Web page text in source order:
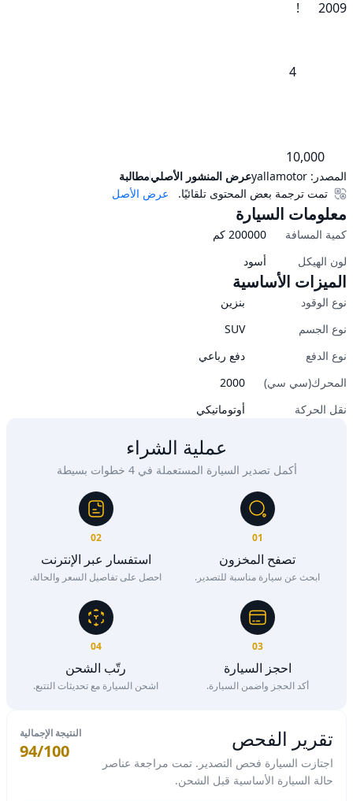
المصدر: yallamotorعرض المنشور الأصليمطالبة
عرض الأصل
تمت ترجمة بعض المحتوى تلقائيًا.
معلومات السيارة
كمية المسافة 200000 كم
لون الهيكل
أسود
الميزات الأساسية
نوع الوقود
بنزين
نوع الجسم
SUV
نوع الدفع
دفع رباعي
المحرك(سي سي)
2000
نقل الحركة
أوتوماتيكي
عملية الشراء
أكمل تصدير السيارة المستعملة في 4 خطوات بسيطة
01
تصفح المخزون
ابحث عن سيارة مناسبة للتصدير.
02
استفسار عبر الإنترنت
احصل على تفاصيل السعر والحالة.
03
احجز السيارة
أكد الحجز واضمن السيارة.
04
رتّب الشحن
اشحن السيارة مع تحديثات التتبع.
تقرير الفحص
اجتازت السيارة فحص التصدير. تمت مراجعة عناصر
حالة السيارة الأساسية قبل الشحن.
النتيجة الإجمالية
94/100